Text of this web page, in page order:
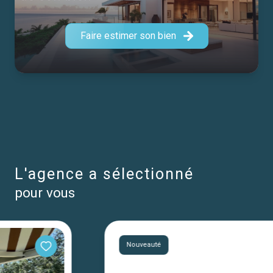
Faire estimer son bien
à une équipe compétente et passionnée, prête à vous
accompagner main dans la main dans vosprojets
immobiliers
l'agence a sélectionné
pour vous